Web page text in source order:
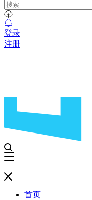
登录
注册
首页